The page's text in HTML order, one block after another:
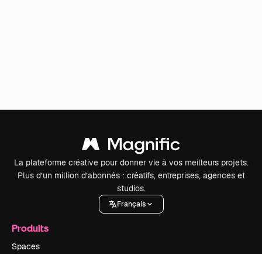
La plateforme créative pour donner vie à vos meilleurs projets.
Plus d’un million d’abonnés : créatifs, entreprises, agences et
studios.
Français
Produits
Spaces